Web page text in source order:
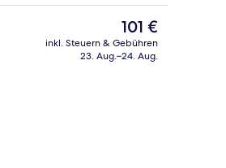
Daunenbettdecken, Minibar,
Der
aktuelle
Preis
101 €
inkl. Steuern & Gebühren
23. Aug.–24. Aug.